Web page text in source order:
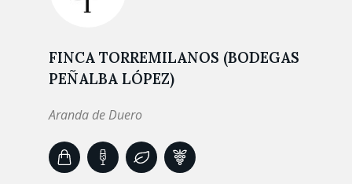
FINCA TORREMILANOS (BODEGAS
PEÑALBA LÓPEZ)
Aranda de Duero